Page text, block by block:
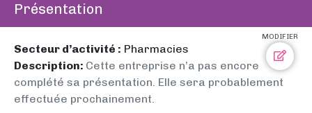
Présentation
MODIFIER
Secteur d’activité : Pharmacies
Description: Cette entreprise n’a pas encore
complété sa présentation. Elle sera probablement
effectuée prochainement.